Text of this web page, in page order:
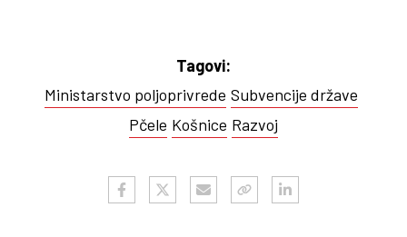
Tagovi:
Ministarstvo poljoprivrede Subvencije države
Pčele Košnice Razvoj